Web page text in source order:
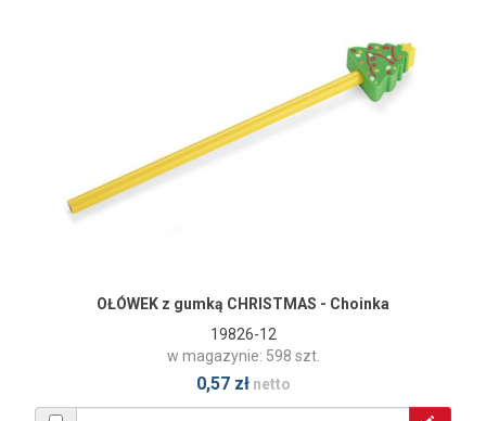
OŁÓWEK z gumką CHRISTMAS - Choinka
19826-12
w magazynie: 598 szt.
0,57 złnetto